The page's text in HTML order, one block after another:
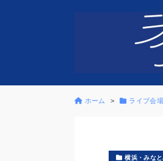
ホーム ライブ会場
横浜・みな